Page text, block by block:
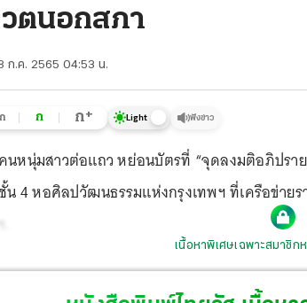
วตนอกสภา
ก.ค. 2565 04:53 น.
ก ก+ Light ฟังข่าว
หนุ่มสาวต่อแถว หย่อนบัตรที่ “จุดลงมติอภิปราย
น 4 หอศิลปวัฒนธรรมแห่งกรุงเทพฯ ที่เครือข่าย
เนื้อหาพิเศษเฉพาะสมาชิก